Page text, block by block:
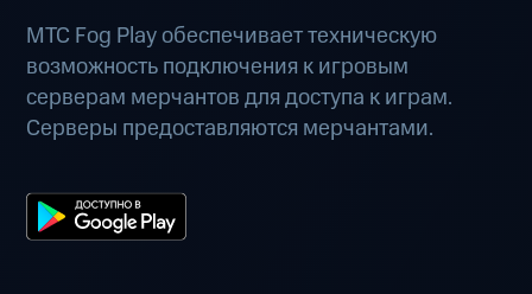
МТС Fog Play обеспечивает техническую
возможность подключения к игровым
серверам мерчантов для доступа к играм.
Серверы предоставляются мерчантами.